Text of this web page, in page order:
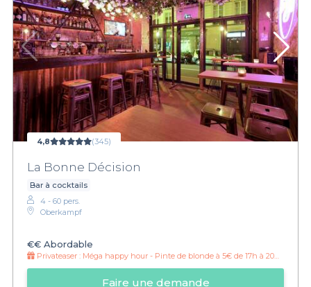
4,8 (345)
La Bonne Décision
Bar à cocktails
4 - 60 pers.
Oberkampf
€€ Abordable
Privateaser : Méga happy hour - Pinte de blonde à 5€ de 17h à 20h30 !
Faire une demande